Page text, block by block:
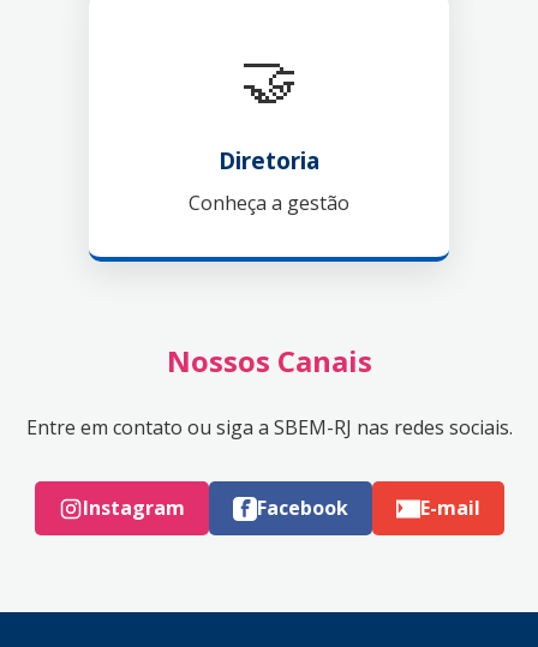
🤝
Diretoria
Conheça a gestão
Nossos Canais
Entre em contato ou siga a SBEM-RJ nas redes sociais.
Instagram Facebook E-mail